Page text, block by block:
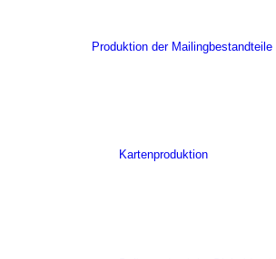
Produktion der Mailingbestandteile
Kartenproduktion